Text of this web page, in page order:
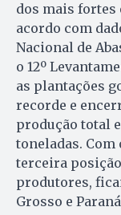
dos mais fortes
acordo com
Nacional de
o 12º
as plantações
recorde e
produção total
toneladas. Com
terceira
produtores,
Grosso e